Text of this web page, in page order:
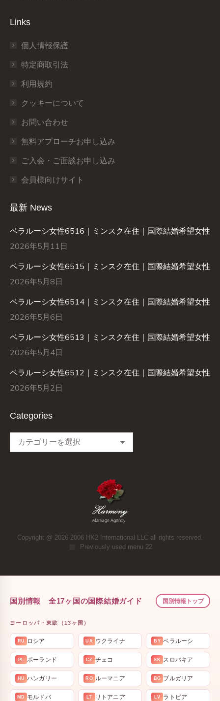
Links
個人情報保護
特定商取引法
利用規約
クッキーについて
お問い合わせ
無料アプローチお申し込み
ご入会・ご面談お申し込み
会員様向けサイト
最新 News
ベラルーシ女性6516｜ミンスク在住｜国際結婚希望女性
2026年5月11日
ベラルーシ女性6515｜ミンスク在住｜国際結婚希望女性
2026年5月8日
ベラルーシ女性6514｜ミンスク在住｜国際結婚希望女性
2026年5月6日
ベラルーシ女性6513｜ミンスク在住｜国際結婚希望女性
2026年5月4日
ベラルーシ女性6512｜ミンスク在住｜国際結婚希望女性
2026年5月2日
Categories
Categories
Copyright @ 2026-2006 HK2 International LLC all rights reserved.
Previously used menu 22
国別情報 全17ヶ国の国際結婚ガイド 国別情報トップ
ヨーロッパ・東欧（13ヶ国）
RU ロシア UA ウクライナ BY ベラルーシ
PL ポーランド CZ チェコ SK スロバキア
HU ハンガリー RO ルーマニア BG ブルガリア
MD モルドバ LT リトアニア LV ラトビア